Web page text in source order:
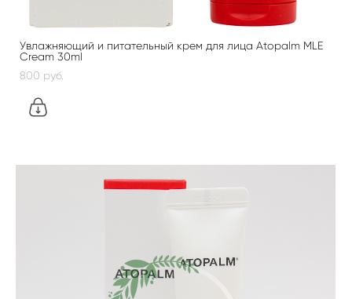
Увлажняющий и питательный крем для лица Atopalm MLE
Cream 30ml
800 pуб.